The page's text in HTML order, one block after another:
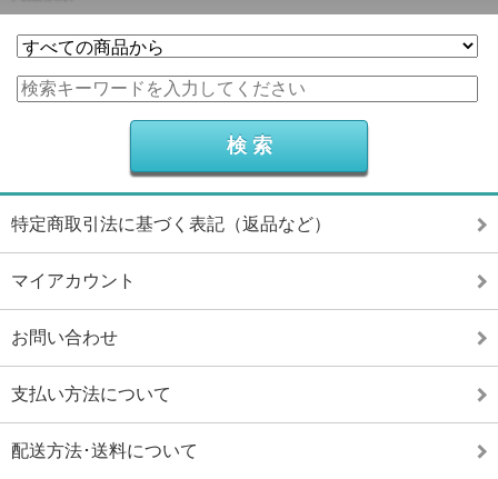
特定商取引法に基づく表記（返品など）
マイアカウント
お問い合わせ
支払い方法について
配送方法･送料について